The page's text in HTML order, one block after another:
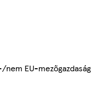
nem EU-mezőgazdaság